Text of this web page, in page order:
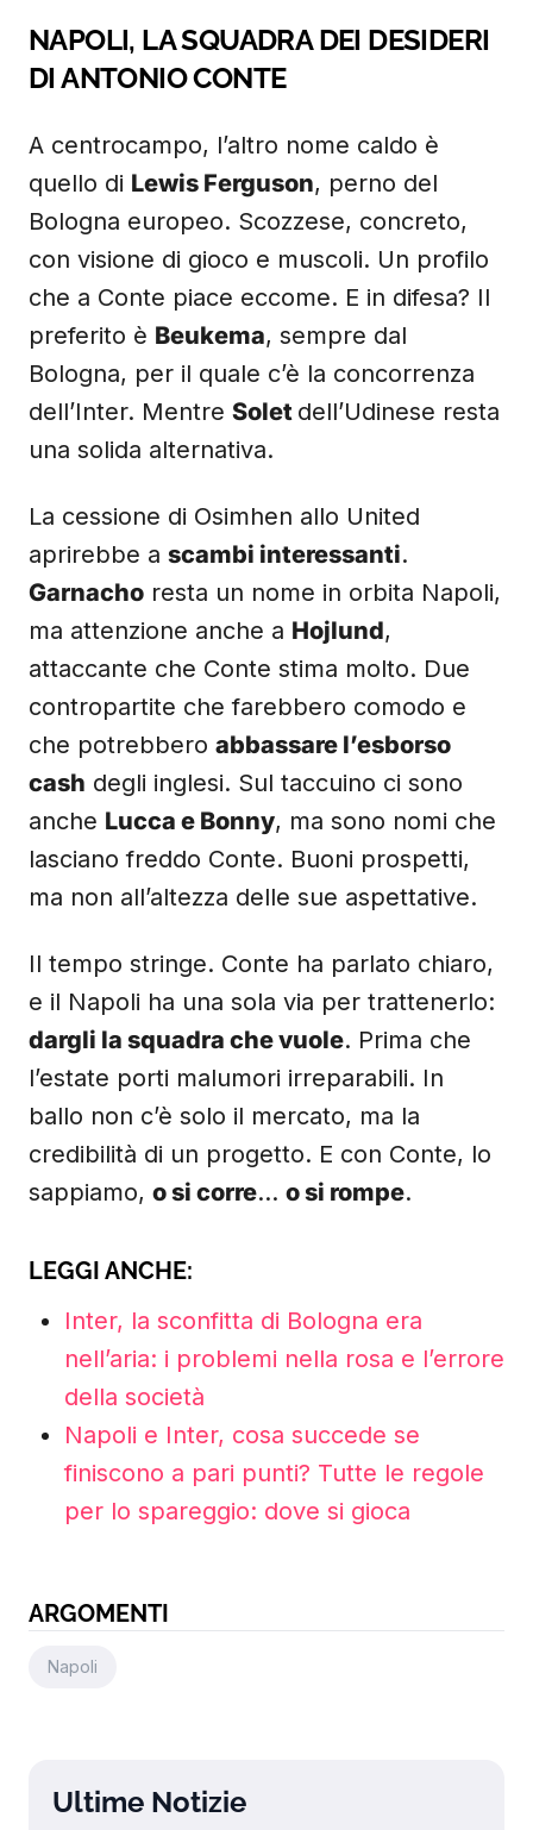
NAPOLI, LA SQUADRA DEI DESIDERI
DI ANTONIO CONTE
A centrocampo, l’altro nome caldo è
quello di Lewis Ferguson, perno del
Bologna europeo. Scozzese, concreto,
con visione di gioco e muscoli. Un profilo
che a Conte piace eccome. E in difesa? Il
preferito è Beukema, sempre dal
Bologna, per il quale c’è la concorrenza
dell’Inter. Mentre Solet dell’Udinese resta
una solida alternativa.
La cessione di Osimhen allo United
aprirebbe a scambi interessanti.
Garnacho resta un nome in orbita Napoli,
ma attenzione anche a Hojlund,
attaccante che Conte stima molto. Due
contropartite che farebbero comodo e
che potrebbero abbassare l’esborso
cash degli inglesi. Sul taccuino ci sono
anche Lucca e Bonny, ma sono nomi che
lasciano freddo Conte. Buoni prospetti,
ma non all’altezza delle sue aspettative.
Il tempo stringe. Conte ha parlato chiaro,
e il Napoli ha una sola via per trattenerlo:
dargli la squadra che vuole. Prima che
l’estate porti malumori irreparabili. In
ballo non c’è solo il mercato, ma la
credibilità di un progetto. E con Conte, lo
sappiamo, o si corre… o si rompe.
LEGGI ANCHE:
Inter, la sconfitta di Bologna era
nell’aria: i problemi nella rosa e l’errore
della società
Napoli e Inter, cosa succede se
finiscono a pari punti? Tutte le regole
per lo spareggio: dove si gioca
ARGOMENTI
Napoli
Ultime Notizie